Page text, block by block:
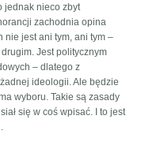
jednak nieco zbyt
zachodnia opina
nie jest ani tym, ani tym –
Jest politycznym
– dlatego z
ideologii. Ale będzie
wyboru. Takie są zasady
się w coś wpisać. I to jest